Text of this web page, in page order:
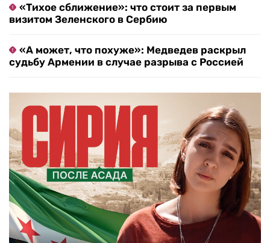
«Тихое сближение»: что стоит за первым
визитом Зеленского в Сербию
«А может, что похуже»: Медведев раскрыл
судьбу Армении в случае разрыва с Россией